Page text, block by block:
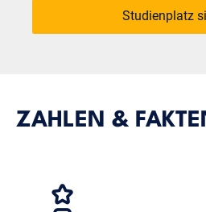
Studienplatz
ZAHLEN &